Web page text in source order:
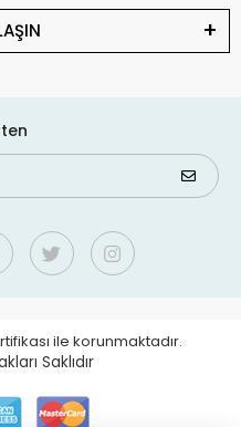
ile korunmaktadır.
Saklıdır